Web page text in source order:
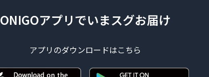
ONIGOアプリでいまスグお届け
アプリのダウンロードはこちら